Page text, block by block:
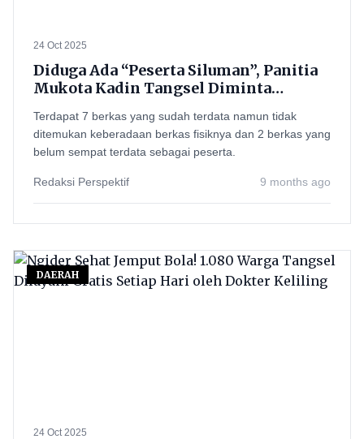
24 Oct 2025
Diduga Ada “Peserta Siluman”, Panitia
Mukota Kadin Tangsel Diminta
Terdapat 7 berkas yang sudah terdata namun tidak
ditemukan keberadaan berkas fisiknya dan 2 berkas yang
belum sempat terdata sebagai peserta.
Redaksi Perspektif 9 months ago
DAERAH
24 Oct 2025